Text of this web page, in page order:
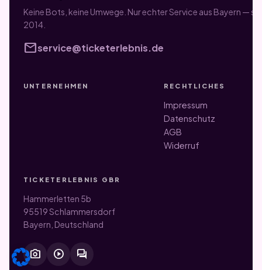
Keine Bots, keine Umwege. Nur echter Service aus Bayern —
2014.
mailservice@ticketerlebnis.de
UNTERNEHMEN RECHTLICHES
Impressum
Datenschutz
AGB
Widerruf
TICKETERLEBNIS GBR
Hammerletten 5b
95519 Schlammersdorf
Bayern, Deutschland
photo_camera play_circle forum